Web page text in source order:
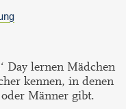
Day lernen Mädchen
kennen, in denen
Männer gibt.